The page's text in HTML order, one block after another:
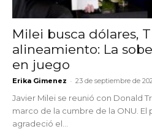
Milei busca dólares,
alineamiento: La
en juego
Erika Gimenez - 23 de septiembre de
Javier Milei se reunió con Donald
marco de la cumbre de la ONU.
agradeció el...